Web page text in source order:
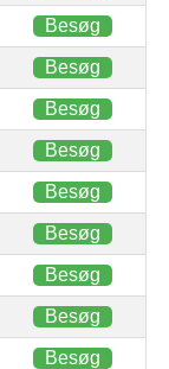
Besøg
Besøg
Besøg
Besøg
Besøg
Besøg
Besøg
Besøg
Besøg